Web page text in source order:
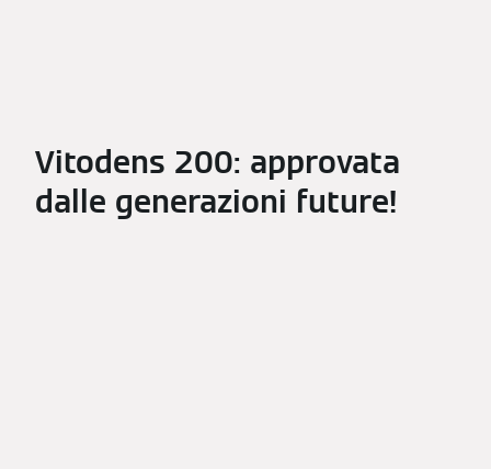
Vitodens 200: approvata
dalle generazioni future!